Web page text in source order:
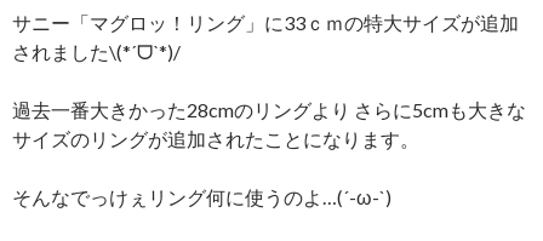
サニー「マグロッ！リング」に33ｃｍの特大サイズが追加
されました\(*ˊᗜˋ*)/
過去一番大きかった28cmのリングより さらに5cmも大きな
サイズのリングが追加されたことになります。
そんなでっけぇリング何に使うのよ… (´-ω-`)